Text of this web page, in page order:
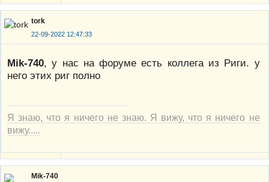
tork
22-09-2022 12:47:33
Mik-740, у нас на форуме есть коллега из Риги. у
него этих риг полно
Я знаю, что я ничего не знаю. Я вижу, что я ничего не
вижу.....
Mik-740